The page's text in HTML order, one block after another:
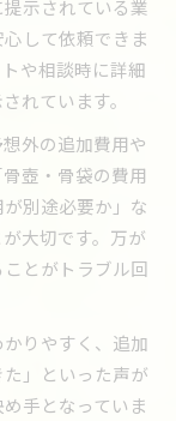
示されている業
して依頼できま
や相談時に詳細
れています。
外の追加費用や
壺・骨袋の費用
別途必要か」な
大切です。万が
とがトラブル回
りやすく、追加
」といった声が
手となっていま